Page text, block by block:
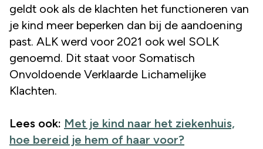
geldt ook als de klachten het functioneren van
je kind meer beperken dan bij de aandoening
past. ALK werd voor 2021 ook wel SOLK
genoemd. Dit staat voor Somatisch
Onvoldoende Verklaarde Lichamelijke
Klachten.
Lees ook: Met je kind naar het ziekenhuis,
hoe bereid je hem of haar voor?